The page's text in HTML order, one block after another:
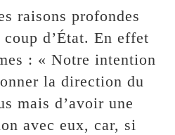
raisons profondes
d’État. En effet
: « Notre intention
la direction du
mais d’avoir une
avec eux, car, si